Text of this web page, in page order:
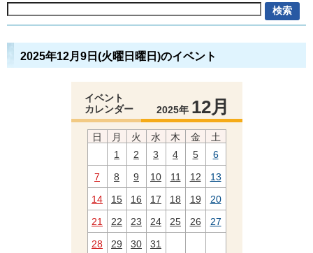
2025年12月9日(火曜日曜日)のイベント
イベント
カレンダー
2025年 12月
日 月 火 水 木 金
土
1
2 3 4 5
6
7
8 9 10 11 12
13
14
15 16 17 18 19
20
21
22 23 24 25 26
27
28
29 30 31